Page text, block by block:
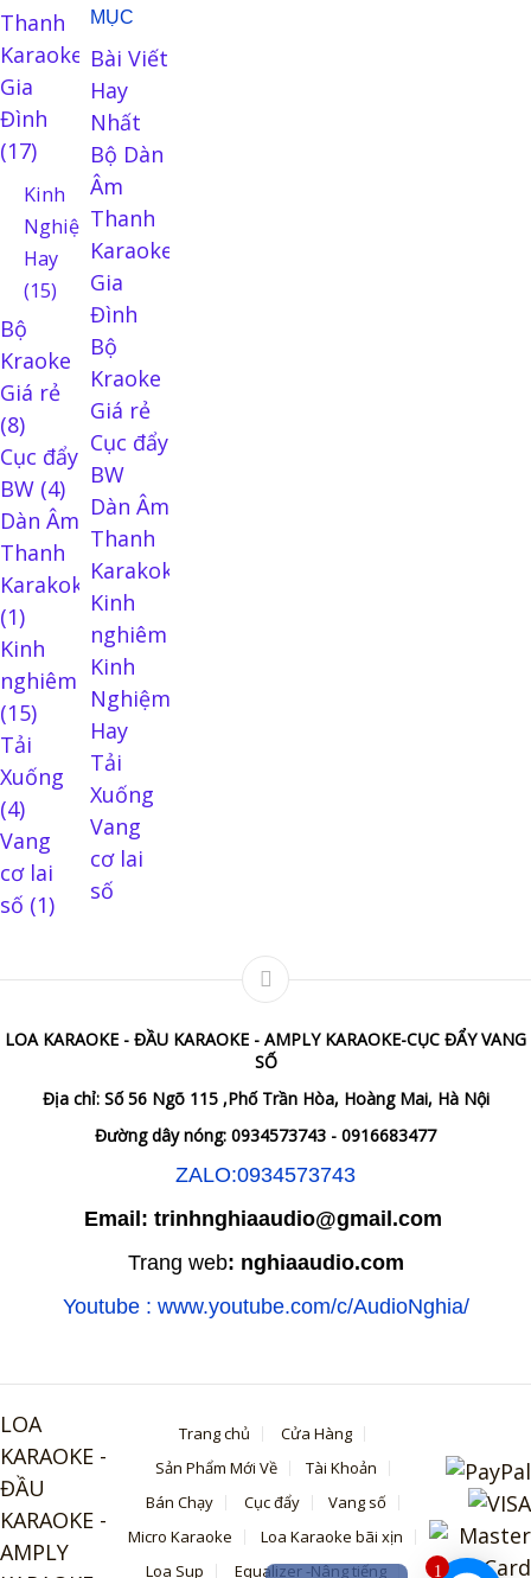
1
Thanh
Karaoke
Gia
Đình
(17)
Kinh
Nghiệm
Hay
(15)
Bộ
Kraoke
Giá rẻ
(8)
Cục đẩy
BW (4)
Dàn Âm
Thanh
Karakoke
(1)
Kinh
nghiêm
(15)
Tải
Xuống
(4)
Vang
cơ lai
số (1)
MỤC
Bài Viết
Hay
Nhất
Bộ Dàn
Âm
Thanh
Karaoke
Gia
Đình
Bộ
Kraoke
Giá rẻ
Cục đẩy
BW
Dàn Âm
Thanh
Karakoke
Kinh
nghiêm
Kinh
Nghiệm
Hay
Tải
Xuống
Vang
cơ lai
số
LOA KARAOKE - ĐẦU KARAOKE - AMPLY KARAOKE-CỤC ĐẨY VANG
SỐ
Địa chỉ: Số 56 Ngõ 115 ,Phố Trần Hòa, Hoàng Mai, Hà Nội
Đường dây nóng: 0934573743 - 0916683477
ZALO:0934573743
Email: trinhnghiaaudio@gmail.com
Trang web: nghiaaudio.com
Youtube : www.youtube.com/c/AudioNghia/
LOA
KARAOKE -
ĐẦU
KARAOKE -
AMPLY
Trang chủ
Cửa Hàng
Sản Phẩm Mới Về
Tài Khoản
Bán Chạy
Cục đẩy
Vang số
Micro Karaoke
Loa Karaoke bãi xịn
Loa Sup
Equalizer -Nâng tiếng